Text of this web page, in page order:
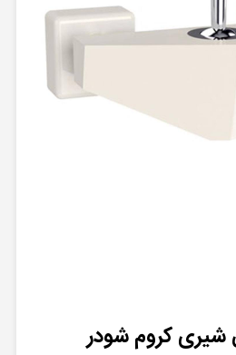
شیری کروم شودر